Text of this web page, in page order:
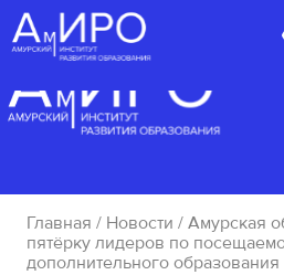
Главная / Новости / Амурская
пятёрку лидеров по
дополнительного образования